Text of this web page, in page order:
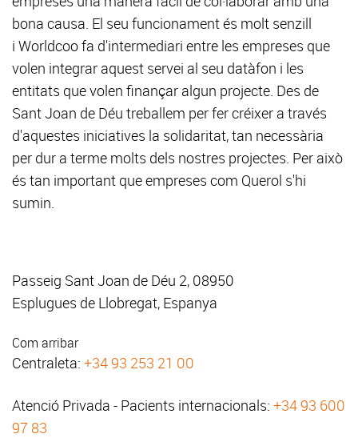
bona causa. El seu funcionament és molt senzill
i Worldcoo fa d'intermediari entre les empreses que
volen integrar aquest servei al seu datàfon i les
entitats que volen finançar algun projecte. Des de
Sant Joan de Déu treballem per fer créixer a través
d'aquestes iniciatives la solidaritat, tan necessària
per dur a terme molts dels nostres projectes. Per això
és tan important que empreses com Querol s'hi
sumin.
Passeig Sant Joan de Déu 2, 08950
Esplugues de Llobregat, Espanya
Com arribar
Centraleta: +34 93 253 21 00
Atenció Privada - Pacients internacionals: +34 93 600
97 83